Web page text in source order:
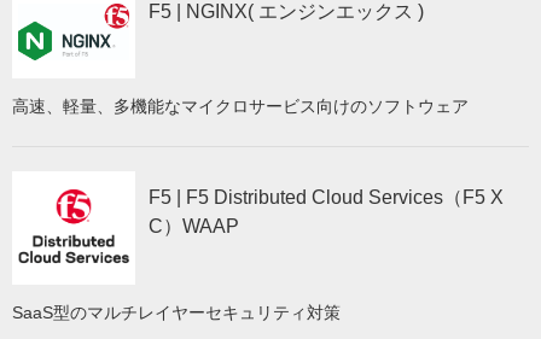
F5 | NGINX( エンジンエックス )
高速、軽量、多機能なマイクロサービス向けのソフトウェア
F5 | F5 Distributed Cloud Services（F5 X
C）WAAP
SaaS型のマルチレイヤーセキュリティ対策